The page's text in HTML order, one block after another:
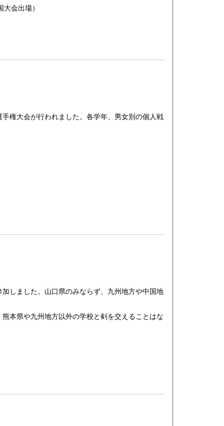
会出場）
権大会が行われました。各学年、男女別の個人戦
しました。山口県のみならず、九州地方や中国地
本県や九州地方以外の学校と剣を交えることはな